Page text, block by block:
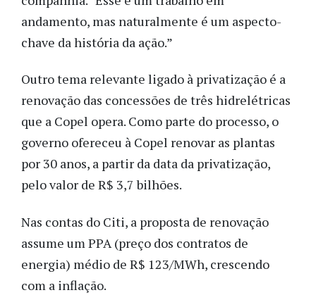
andamento, mas naturalmente é um aspecto-
chave da história da ação.”
Outro tema relevante ligado à privatização é a
renovação das concessões de três hidrelétricas
que a Copel opera. Como parte do processo, o
governo ofereceu à Copel renovar as plantas
por 30 anos, a partir da data da privatização,
pelo valor de R$ 3,7 bilhões.
Nas contas do Citi, a proposta de renovação
assume um PPA (preço dos contratos de
energia) médio de R$ 123/MWh, crescendo
com a inflação.